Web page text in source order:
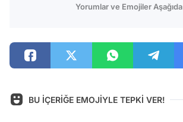
Yorumlar ve Emojiler Aşağıda
BU İÇERİĞE EMOJİYLE TEPKİ VER!